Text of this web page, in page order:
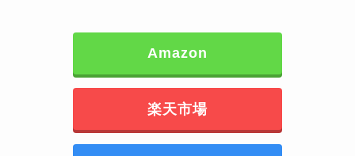
Amazon
楽天市場